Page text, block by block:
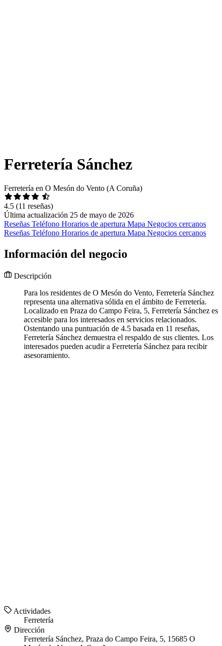
Ferretería Sánchez
Ferretería en O Mesón do Vento (A Coruña)
4.5 (11 reseñas)
Última actualización 25 de mayo de 2026
Reseñas Teléfono Horarios de apertura Mapa Negocios cercanos
Reseñas Teléfono Horarios de apertura Mapa Negocios cercanos
Información del negocio
Descripción
Para los residentes de O Mesón do Vento, Ferretería Sánchez
representa una alternativa sólida en el ámbito de Ferretería.
Localizado en Praza do Campo Feira, 5, Ferretería Sánchez es
accesible para los interesados en servicios relacionados.
Ostentando una puntuación de 4.5 basada en 11 reseñas,
Ferretería Sánchez demuestra el respaldo de sus clientes. Los
interesados pueden acudir a Ferretería Sánchez para recibir
asesoramiento.
Actividades
Ferretería
Dirección
Ferretería Sánchez, Praza do Campo Feira, 5, 15685 O